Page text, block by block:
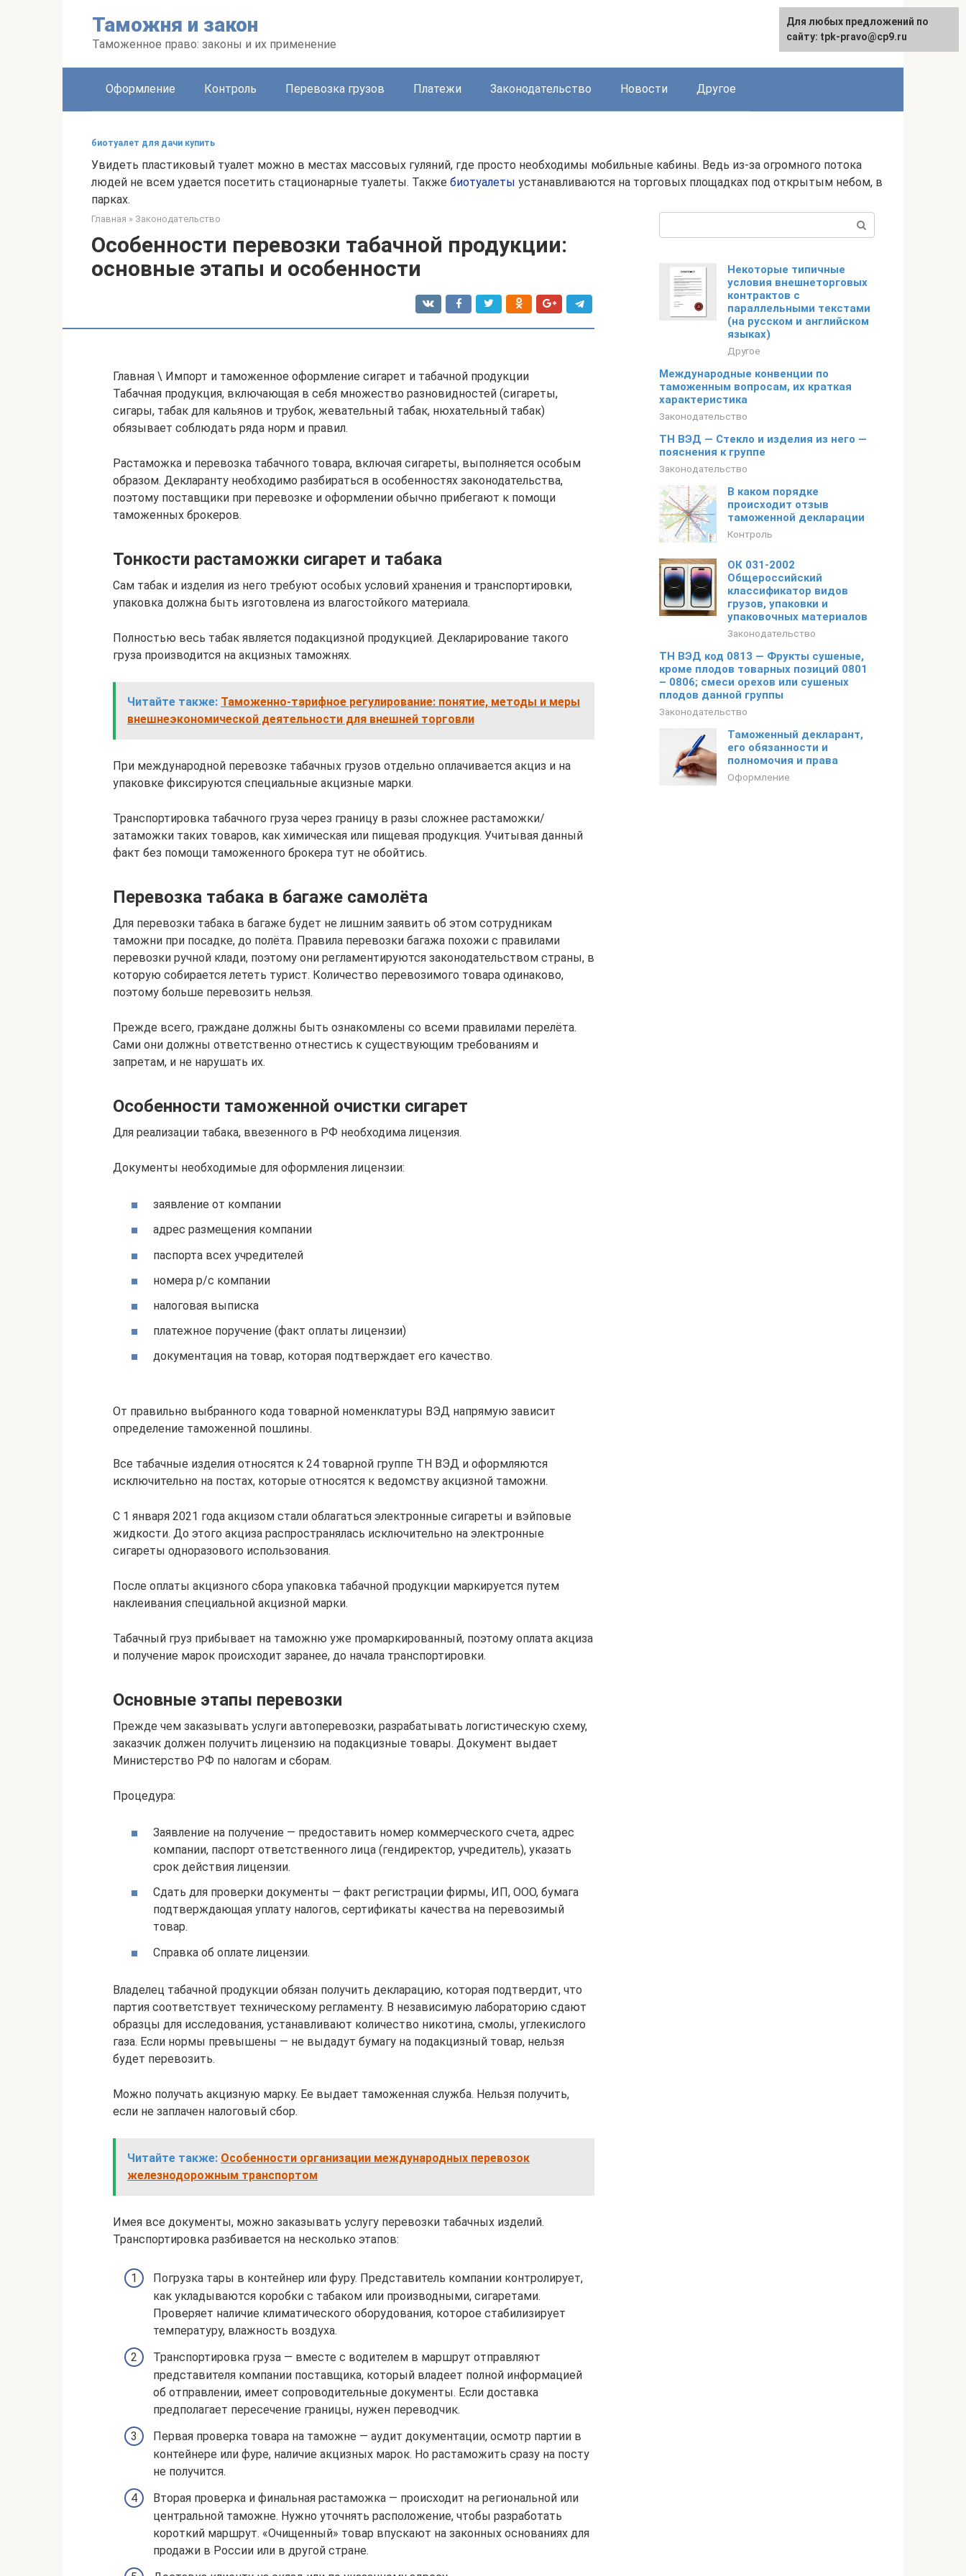
Таможня и закон
Таможенное право: законы и их применение
Оформление Контроль Перевозка грузов Платежи Законодательство Новости Другое
биотуалет для дачи купить
Увидеть пластиковый туалет можно в местах массовых гуляний, где просто необходимы мобильные кабины. Ведь из-за огромного потока
людей не всем удается посетить стационарные туалеты. Также биотуалеты устанавливаются на торговых площадках под открытым небом, в
парках.
Главная » Законодательство
Особенности перевозки табачной продукции:
основные этапы и особенности
Главная \ Импорт и таможенное оформление сигарет и табачной продукции
Табачная продукция, включающая в себя множество разновидностей (сигареты,
сигары, табак для кальянов и трубок, жевательный табак, нюхательный табак)
обязывает соблюдать ряда норм и правил.
Растаможка и перевозка табачного товара, включая сигареты, выполняется особым
образом. Декларанту необходимо разбираться в особенностях законодательства,
поэтому поставщики при перевозке и оформлении обычно прибегают к помощи
таможенных брокеров.
Тонкости растаможки сигарет и табака
Сам табак и изделия из него требуют особых условий хранения и транспортировки,
упаковка должна быть изготовлена из влагостойкого материала.
Полностью весь табак является подакцизной продукцией. Декларирование такого
груза производится на акцизных таможнях.
Читайте также: Таможенно-тарифное регулирование: понятие, методы и меры
внешнеэкономической деятельности для внешней торговли
При международной перевозке табачных грузов отдельно оплачивается акциз и на
упаковке фиксируются специальные акцизные марки.
Транспортировка табачного груза через границу в разы сложнее растаможки/
затаможки таких товаров, как химическая или пищевая продукция. Учитывая данный
факт без помощи таможенного брокера тут не обойтись.
Перевозка табака в багаже самолёта
Для перевозки табака в багаже будет не лишним заявить об этом сотрудникам
таможни при посадке, до полёта. Правила перевозки багажа похожи с правилами
перевозки ручной клади, поэтому они регламентируются законодательством страны, в
которую собирается лететь турист. Количество перевозимого товара одинаково,
поэтому больше перевозить нельзя.
Прежде всего, граждане должны быть ознакомлены со всеми правилами перелёта.
Сами они должны ответственно отнестись к существующим требованиям и
запретам, и не нарушать их.
Особенности таможенной очистки сигарет
Для реализации табака, ввезенного в РФ необходима лицензия.
Документы необходимые для оформления лицензии:
заявление от компании
адрес размещения компании
паспорта всех учредителей
номера р/с компании
налоговая выписка
платежное поручение (факт оплаты лицензии)
документация на товар, которая подтверждает его качество.
От правильно выбранного кода товарной номенклатуры ВЭД напрямую зависит
определение таможенной пошлины.
Все табачные изделия относятся к 24 товарной группе ТН ВЭД и оформляются
исключительно на постах, которые относятся к ведомству акцизной таможни.
С 1 января 2021 года акцизом стали облагаться электронные сигареты и вэйповые
жидкости. До этого акциза распространялась исключительно на электронные
сигареты одноразового использования.
После оплаты акцизного сбора упаковка табачной продукции маркируется путем
наклеивания специальной акцизной марки.
Табачный груз прибывает на таможню уже промаркированный, поэтому оплата акциза
и получение марок происходит заранее, до начала транспортировки.
Основные этапы перевозки
Прежде чем заказывать услуги автоперевозки, разрабатывать логистическую схему,
заказчик должен получить лицензию на подакцизные товары. Документ выдает
Министерство РФ по налогам и сборам.
Процедура:
Заявление на получение — предоставить номер коммерческого счета, адрес
компании, паспорт ответственного лица (гендиректор, учредитель), указать
срок действия лицензии.
Сдать для проверки документы — факт регистрации фирмы, ИП, ООО, бумага
подтверждающая уплату налогов, сертификаты качества на перевозимый
товар.
Справка об оплате лицензии.
Владелец табачной продукции обязан получить декларацию, которая подтвердит, что
партия соответствует техническому регламенту. В независимую лабораторию сдают
образцы для исследования, устанавливают количество никотина, смолы, углекислого
газа. Если нормы превышены — не выдадут бумагу на подакцизный товар, нельзя
будет перевозить.
Можно получать акцизную марку. Ее выдает таможенная служба. Нельзя получить,
если не заплачен налоговый сбор.
Читайте также: Особенности организации международных перевозок
железнодорожным транспортом
Имея все документы, можно заказывать услугу перевозки табачных изделий.
Транспортировка разбивается на несколько этапов:
Погрузка тары в контейнер или фуру. Представитель компании контролирует,
как укладываются коробки с табаком или производными, сигаретами.
Проверяет наличие климатического оборудования, которое стабилизирует
температуру, влажность воздуха.
Транспортировка груза — вместе с водителем в маршрут отправляют
представителя компании поставщика, который владеет полной информацией
об отправлении, имеет сопроводительные документы. Если доставка
предполагает пересечение границы, нужен переводчик.
Первая проверка товара на таможне — аудит документации, осмотр партии в
контейнере или фуре, наличие акцизных марок. Но растаможить сразу на посту
не получится.
Вторая проверка и финальная растаможка — происходит на региональной или
центральной таможне. Нужно уточнять расположение, чтобы разработать
короткий маршрут. «Очищенный» товар впускают на законных основаниях для
продажи в России или в другой стране.
Некоторые типичные
условия внешнеторговых
контрактов с
параллельными текстами
(на русском и английском
языках)
Другое
Международные конвенции по
таможенным вопросам, их краткая
характеристика
Законодательство
ТН ВЭД — Стекло и изделия из него —
пояснения к группе
Законодательство
В каком порядке
происходит отзыв
таможенной декларации
Контроль
ОК 031-2002
Общероссийский
классификатор видов
грузов, упаковки и
упаковочных материалов
Законодательство
ТН ВЭД код 0813 — Фрукты сушеные,
кроме плодов товарных позиций 0801
– 0806; смеси орехов или сушеных
плодов данной группы
Законодательство
Таможенный декларант,
его обязанности и
полномочия и права
Оформление
Для любых предложений по
сайту: tpk-pravo@cp9.ru